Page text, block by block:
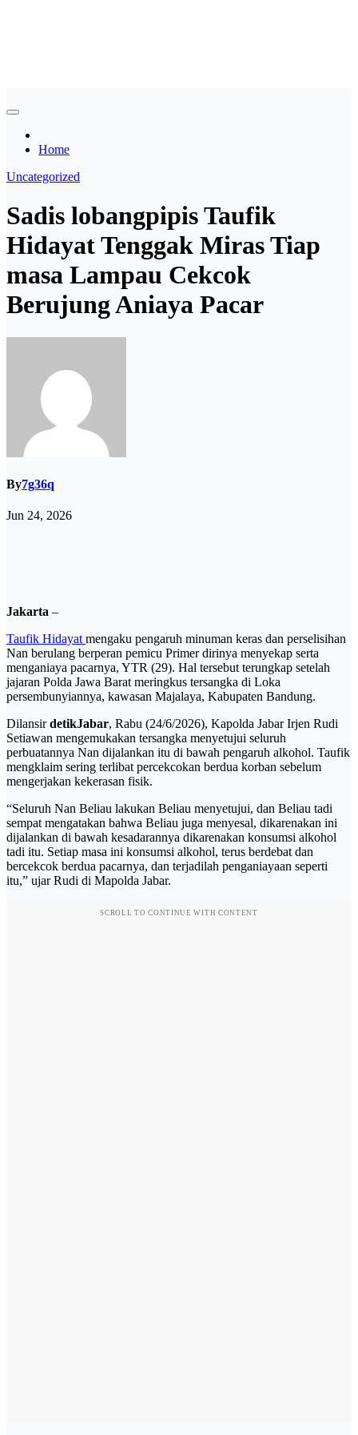
Home
Uncategorized
Sadis lobangpipis Taufik
Hidayat Tenggak Miras Tiap
masa Lampau Cekcok
Berujung Aniaya Pacar
By7g36q
Jun 24, 2026
Jakarta –
Taufik Hidayatmengaku pengaruh minuman keras dan perselisihan
Nan berulang berperan pemicu Primer dirinya menyekap serta
menganiaya pacarnya, YTR (29). Hal tersebut terungkap setelah
jajaran Polda Jawa Barat meringkus tersangka di Loka
persembunyiannya, kawasan Majalaya, Kabupaten Bandung.
DilansirdetikJabar, Rabu (24/6/2026), Kapolda Jabar Irjen Rudi
Setiawan mengemukakan tersangka menyetujui seluruh
perbuatannya Nan dijalankan itu di bawah pengaruh alkohol. Taufik
mengklaim sering terlibat percekcokan berdua korban sebelum
mengerjakan kekerasan fisik.
“Seluruh Nan Beliau lakukan Beliau menyetujui, dan Beliau tadi
sempat mengatakan bahwa Beliau juga menyesal, dikarenakan ini
dijalankan di bawah kesadarannya dikarenakan konsumsi alkohol
tadi itu. Setiap masa ini konsumsi alkohol, terus berdebat dan
bercekcok berdua pacarnya, dan terjadilah penganiayaan seperti
itu,” ujar Rudi di Mapolda Jabar.
SCROLL TO CONTINUE WITH CONTENT